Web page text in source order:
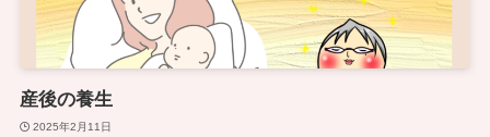
産後の養生
2025年2月11日